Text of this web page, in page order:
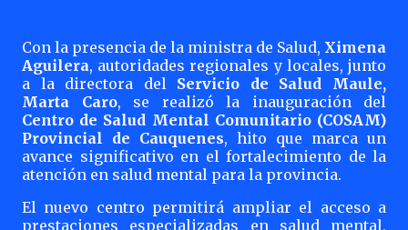
Con la presencia de la ministra de Salud, Ximena
Aguilera, autoridades regionales y locales, junto
a la directora del Servicio de Salud Maule,
Marta Caro, se realizó la inauguración del
Centro de Salud Mental Comunitario (COSAM)
Provincial de Cauquenes, hito que marca un
avance significativo en el fortalecimiento de la
atención en salud mental para la provincia.
El nuevo centro permitirá ampliar el acceso a
prestaciones especializadas en salud mental,